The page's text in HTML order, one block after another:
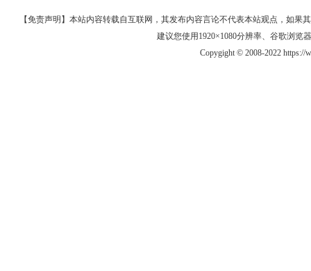
【免责声明】本站内容转载自互联网，其发布内容言论不代表本站观点，如果
建议您使用1920×1080分辨率、谷歌浏览
Copygight © 2008-2022 https://